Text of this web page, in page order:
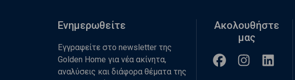
Ενημερωθείτε
Εγγραφείτε στο newsletter της
Golden Home για νέα ακίνητα,
αναλύσεις και διάφορα θέματα της
Ακολουθήστε
μας